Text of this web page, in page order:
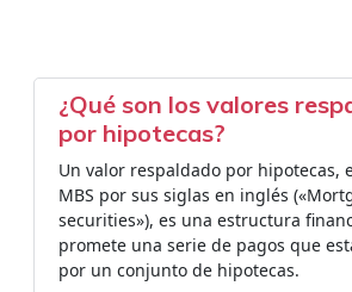
¿Qué son los valores
por hipotecas?
Un valor respaldado por hipotecas,
MBS por sus siglas en inglés
securities»), es una estructura
promete una serie de pagos que
por un conjunto de hipotecas.